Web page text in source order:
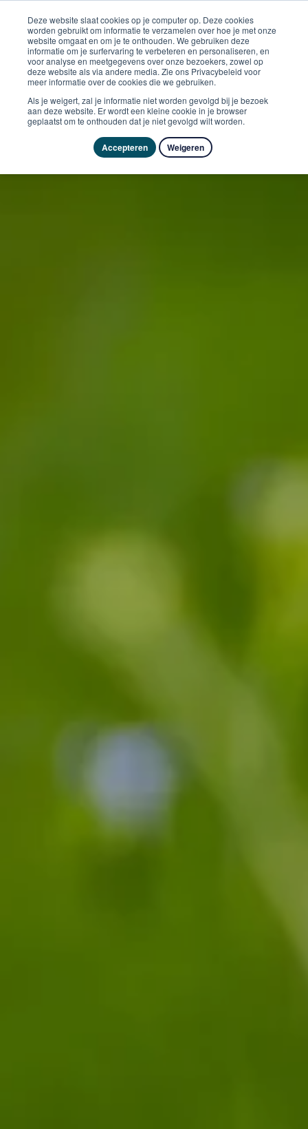
Deze website slaat cookies op je computer op. Deze cookies
worden gebruikt om informatie te verzamelen over hoe je met onze
website omgaat en om je te onthouden. We gebruiken deze
informatie om je surfervaring te verbeteren en personaliseren, en
voor analyse en meetgegevens over onze bezoekers, zowel op
deze website als via andere media. Zie ons Privacybeleid voor
meer informatie over de cookies die we gebruiken.
Als je weigert, zal je informatie niet worden gevolgd bij je bezoek
aan deze website. Er wordt een kleine cookie in je browser
geplaatst om te onthouden dat je niet gevolgd wilt worden.
Accepteren Weigeren